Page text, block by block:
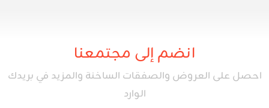
انضم إلى مجتمعنا
احصل على العروض والصفقات الساخنة والمزيد في بريدك
الوارد